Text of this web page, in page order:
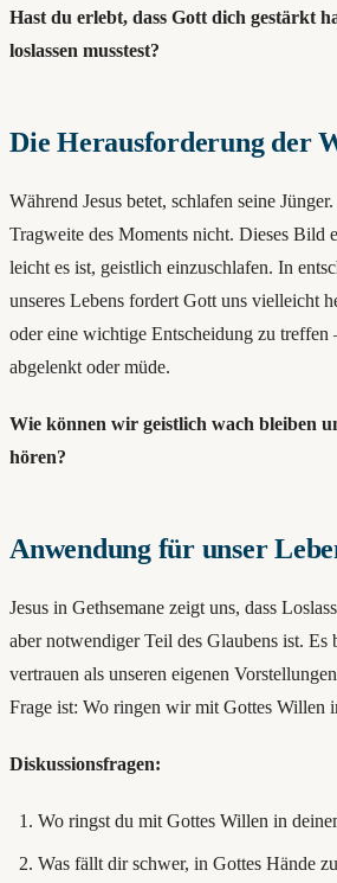
Hast du erlebt, dass Gott dich gestärkt
loslassen musstest?
Die Herausforderung der
Während Jesus betet, schlafen seine
Tragweite des Moments nicht. Dieses Bild
leicht es ist, geistlich einzuschlafen. In
unseres Lebens fordert Gott uns vielleicht
oder eine wichtige Entscheidung zu
abgelenkt oder müde.
Wie können wir geistlich wach bleiben
hören?
Anwendung für unser
Jesus in Gethsemane zeigt uns, dass
aber notwendiger Teil des Glaubens ist. Es
vertrauen als unseren eigenen
Frage ist: Wo ringen wir mit Gottes Willen
Diskussionsfragen:
Wo ringst du mit Gottes Willen in
Was fällt dir schwer, in Gottes Hände